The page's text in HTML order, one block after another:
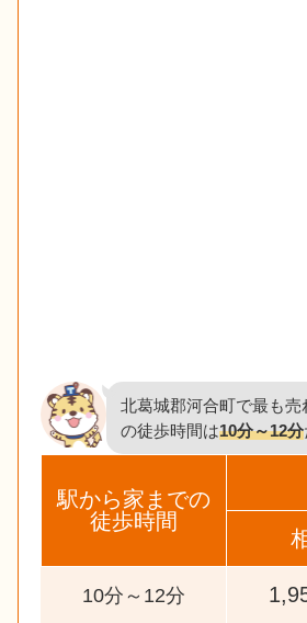
北葛城郡河合町で最も売
の徒歩時間は10分～12分
駅から家までの
徒歩時間
10分～12分